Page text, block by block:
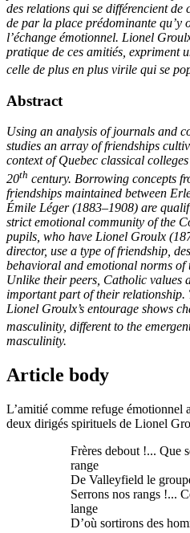
des relations qui se différencient
de par la place prédominante qu’y
l’échange émotionnel. Lionel
pratique de ces amitiés, expriment
celle de plus en plus virile qui se
Abstract
Using an analysis of journals and
studies an array of friendships
context of Quebec classical
20th century. Borrowing concepts
friendships maintained between
Émile Léger (1883–1908) are
strict emotional community of the
pupils, who have Lionel Groulx
director, use a type of friendship,
behavioral and emotional norms of
Unlike their peers, Catholic values
important part of their relationship.
Lionel Groulx’s entourage shows
masculinity, different to the
masculinity.
Article body
L’amitié comme refuge émotionnel
deux dirigés spirituels de Lionel
Frères debout !... Que
range
De Valleyfield le
Serrons nos rangs !...
lange
D’où sortirons des